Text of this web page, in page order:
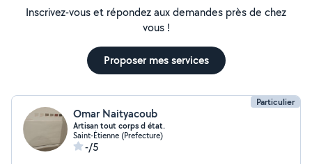
Inscrivez-vous et répondez aux demandes près de chez
vous !
Proposer mes services
Particulier
Omar Naityacoub
Artisan tout corps d état.
Saint-Étienne (Prefecture)
-/5